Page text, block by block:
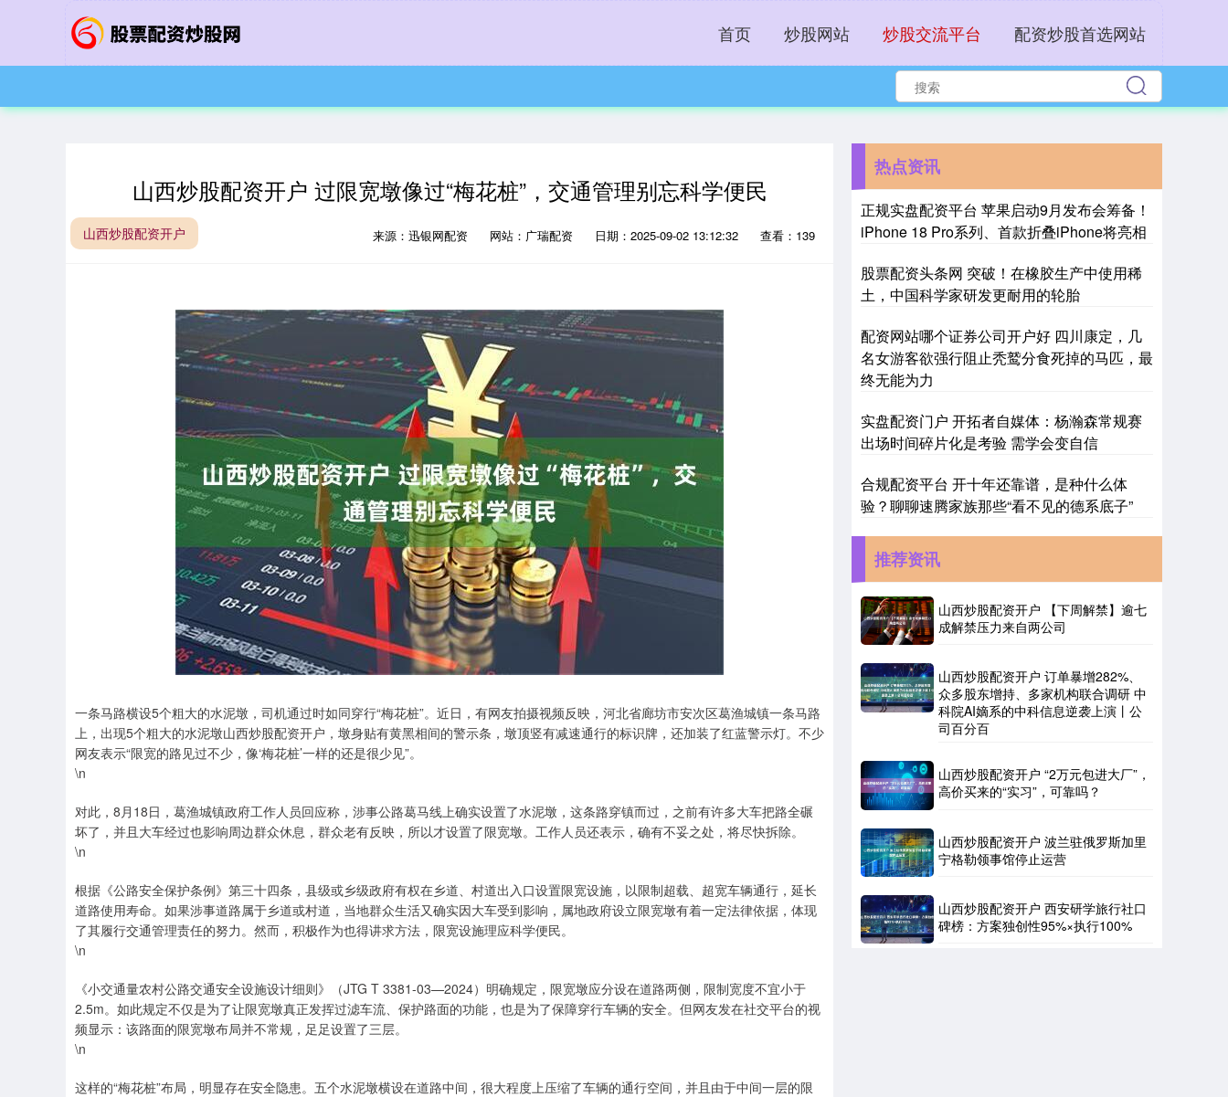
首页 炒股网站 炒股交流平台 配资炒股首选网站
山西炒股配资开户 过限宽墩像过“梅花桩”，交通管理别忘科学便民
山西炒股配资开户 来源：迅银网配资 网站：广瑞配资 日期：2025-09-02 13:12:32 查看：139
一条马路横设5个粗大的水泥墩，司机通过时如同穿行“梅花桩”。近日，有网友拍摄视频反映，河北省廊坊市安次区葛渔城镇一条马路
上，出现5个粗大的水泥墩山西炒股配资开户，墩身贴有黄黑相间的警示条，墩顶竖有减速通行的标识牌，还加装了红蓝警示灯。不少
网友表示“限宽的路见过不少，像‘梅花桩’一样的还是很少见”。
\n
对此，8月18日，葛渔城镇政府工作人员回应称，涉事公路葛马线上确实设置了水泥墩，这条路穿镇而过，之前有许多大车把路全碾
坏了，并且大车经过也影响周边群众休息，群众老有反映，所以才设置了限宽墩。工作人员还表示，确有不妥之处，将尽快拆除。
\n
根据《公路安全保护条例》第三十四条，县级或乡级政府有权在乡道、村道出入口设置限宽设施，以限制超载、超宽车辆通行，延长
道路使用寿命。如果涉事道路属于乡道或村道，当地群众生活又确实因大车受到影响，属地政府设立限宽墩有着一定法律依据，体现
了其履行交通管理责任的努力。然而，积极作为也得讲求方法，限宽设施理应科学便民。
\n
《小交通量农村公路交通安全设施设计细则》（JTG T 3381-03—2024）明确规定，限宽墩应分设在道路两侧，限制宽度不宜小于
2.5m。如此规定不仅是为了让限宽墩真正发挥过滤车流、保护路面的功能，也是为了保障穿行车辆的安全。但网友发在社交平台的视
频显示：该路面的限宽墩布局并不常规，足足设置了三层。
\n
这样的“梅花桩”布局，明显存在安全隐患。五个水泥墩横设在道路中间，很大程度上压缩了车辆的通行空间，并且由于中间一层的限
热点资讯
正规实盘配资平台 苹果启动9月发布会筹备！
iPhone 18 Pro系列、首款折叠iPhone将亮相
股票配资头条网 突破！在橡胶生产中使用稀
土，中国科学家研发更耐用的轮胎
配资网站哪个证券公司开户好 四川康定，几
名女游客欲强行阻止秃鹫分食死掉的马匹，最
终无能为力
实盘配资门户 开拓者自媒体：杨瀚森常规赛
出场时间碎片化是考验 需学会变自信
合规配资平台 开十年还靠谱，是种什么体
验？聊聊速腾家族那些“看不见的德系底子”
推荐资讯
山西炒股配资开户 【下周解禁】逾七
成解禁压力来自两公司
山西炒股配资开户 订单暴增282%、
众多股东增持、多家机构联合调研 中
科院AI嫡系的中科信息逆袭上演丨公
司百分百
山西炒股配资开户 “2万元包进大厂”，
高价买来的“实习”，可靠吗？
山西炒股配资开户 波兰驻俄罗斯加里
宁格勒领事馆停止运营
山西炒股配资开户 西安研学旅行社口
碑榜：方案独创性95%×执行100%